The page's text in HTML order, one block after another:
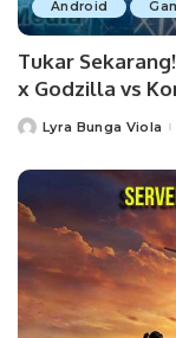
Android
Tukar
x Godzilla vs
PostedLyra Bunga Viola